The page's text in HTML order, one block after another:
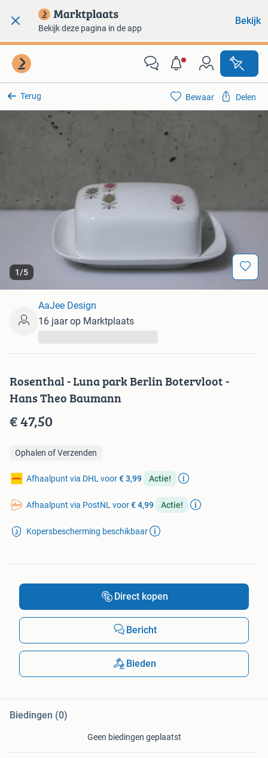
Bekijk deze pagina in de app
Bekijk
Terug
1/5
Bewaar Delen
Rosenthal - Luna park Berlin Botervloot -
Hans Theo Baumann
€ 47,50
Ophalen of Verzenden
Afhaalpunt via DHL voor€ 3,99 Actie!
Afhaalpunt via PostNL voor€ 4,99 Actie!
Kopersbescherming beschikbaar
AaJee Design
16 jaar op Marktplaats
Direct kopen
Bericht
Bieden
Biedingen (0)
Geen biedingen geplaatst